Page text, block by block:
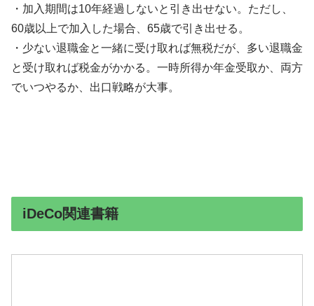
・加入期間は10年経過しないと引き出せない。ただし、
60歳以上で加入した場合、65歳で引き出せる。
・少ない退職金と一緒に受け取れば無税だが、多い退職金
と受け取れば税金がかかる。一時所得か年金受取か、両方
でいつやるか、出口戦略が大事。
iDeCo関連書籍